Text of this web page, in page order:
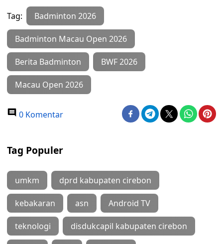
Tag: Badminton 2026
Badminton Macau Open 2026
Berita Badminton BWF 2026
Macau Open 2026
0 Komentar
Tag Populer
umkm dprd kabupaten cirebon
kebakaran asn Android TV
teknologi disdukcapil kabupaten cirebon